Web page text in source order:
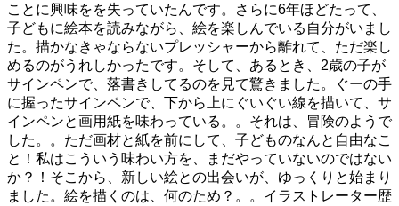
ことに興味をを失っていたんです。さらに6年ほどたって、
子どもに絵本を読みながら、絵を楽しんでいる自分がいまし
た。描かなきゃならないプレッシャーから離れて、ただ楽し
めるのがうれしかったです。そして、あるとき、2歳の子が
サインペンで、落書きしてるのを見て驚きました。ぐーの手
に握ったサインペンで、下から上にぐいぐい線を描いて、サ
インペンと画用紙を味わっている。。それは、冒険のようで
した。。ただ画材と紙を前にして、子どものなんと自由なこ
と！私はこういう味わい方を、まだやっていないのではない
か？！そこから、新しい絵との出会いが、ゆっくりと始まり
ました。絵を描くのは、何のため？。。イラストレーター歴